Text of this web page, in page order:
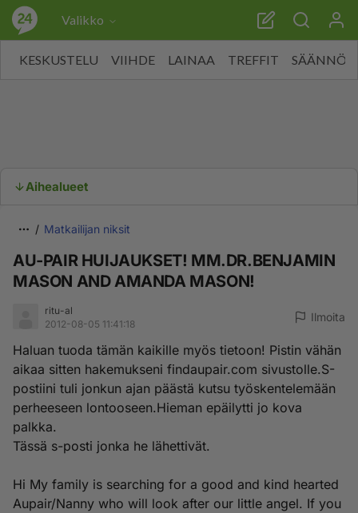
Valikko
KESKUSTELU VIIHDE LAINAA TREFFIT SÄÄNNÖT
Aihealueet
Matkailijan niksit
AU-PAIR HUIJAUKSET! MM.DR.BENJAMIN
MASON AND AMANDA MASON!
ritu-al
2012-08-05 11:41:18
Ilmoita
Haluan tuoda tämän kaikille myös tietoon! Pistin vähän
aikaa sitten hakemukseni findaupair.com sivustolle.S-
postiini tuli jonkun ajan päästä kutsu työskentelemään
perheeseen lontooseen.Hieman epäilytti jo kova
palkka.
Tässä s-posti jonka he lähettivät.
Hi My family is searching for a good and kind hearted
Aupair/Nanny who will look after our little angel. If you